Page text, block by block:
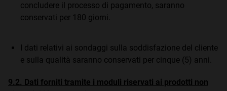
concludere il processo di pagamento, saranno
conservati per 180 giorni.
I dati relativi ai sondaggi sulla soddisfazione del cliente
e sulla qualità saranno conservati per cinque (5) anni.
9.2. Dati forniti tramite i moduli riservati ai prodotti non